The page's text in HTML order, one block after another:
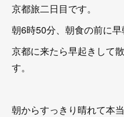
京都旅二日目です。
朝6時50分、朝食の前に早
京都に来たら早起きして
す。
朝からすっきり晴れて本